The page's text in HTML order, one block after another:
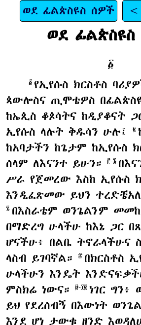
ወደ ፊልጵስዩስ ሰዎች <
ወደ
፩
፩ የኢየሱስ ክርስቶስ
ጳውሎስና ጢሞቴዎስ
ከኤጲስ ቆጶሳትና ከዲያቆናት
ኢየሱስ ላሉት ቅዱሳን ሁሉ፤
፪
ከአባታችን ከጌታም ከኢየሱስ
ሰላም ለእናንተ ይሁን።
፫-፮
ሥራ የጀመረው እስከ ኢየሱስ
እንዲፈጽመው ይህን
፯ በእስራቴም ወንጌልንም
በማድረግ ሁላችሁ ከእኔ ጋር
ሆናችሁ፥ በልቤ ትኖራላችሁና
ላስብ ይገባኛል።
፰ በክርስቶስ
ሁላችሁን እንዴት
ምስክሬ ነውና።
፱-፲፪ ነገር ግን፥
ይህ የደረሰብኝ በእውነት
እንደ ሆነ ታውቁ ዘንድ